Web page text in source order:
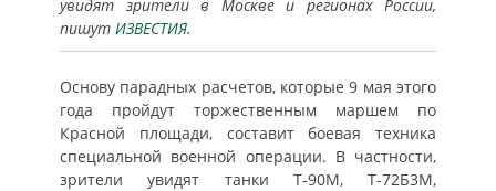
увидят зрители в Москве и регионах России,
пишут ИЗВЕСТИЯ.
Основу парадных расчетов, которые 9 мая этого
года пройдут торжественным маршем по
Красной площади, составит боевая техника
специальной военной операции. В частности,
зрители увидят танки Т-90М, Т-72Б3М,